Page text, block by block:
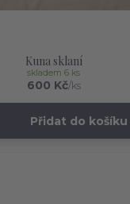
Kuna sklaní
600 Kč/ks
skladem 6 ks
Přidat do košíku